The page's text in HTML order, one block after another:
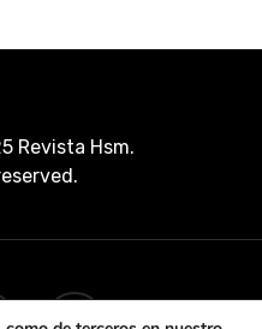
Revista Hsm.